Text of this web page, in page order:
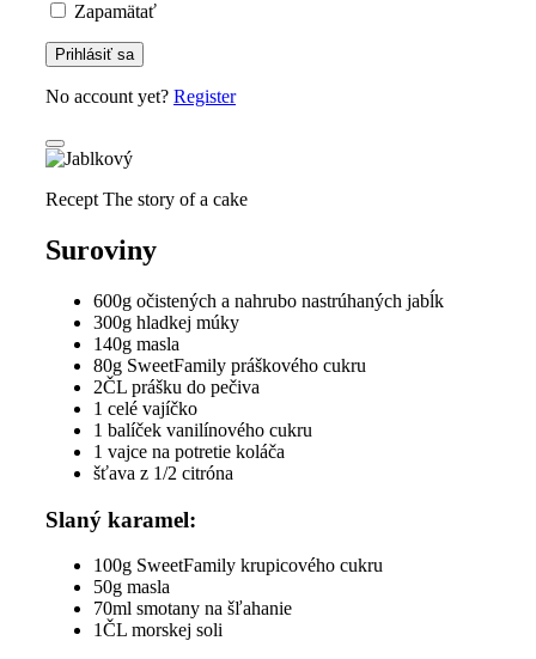
Zapamätať
No account yet? Register
Recept The story of a cake
Suroviny
600g očistených a nahrubo nastrúhaných jabĺk
300g hladkej múky
140g masla
80g SweetFamily práškového cukru
2ČL prášku do pečiva
1 celé vajíčko
1 balíček vanilínového cukru
1 vajce na potretie koláča
šťava z 1/2 citróna
Slaný karamel:
100g SweetFamily krupicového cukru
50g masla
70ml smotany na šľahanie
1ČL morskej soli